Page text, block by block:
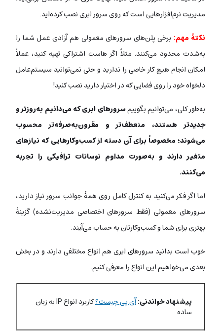
مدیریت نرم‌افزارهایی است که روی سرور ابری نصب کرده‌اید.
نکتۀ مهم: برخی پلن‌های سرورهای معمولی هم آزادی عمل شما را
به‌شدت محدود می‌کنند. مثلاً اگر هاست اشتراکی تهیه کنید، عملاً
امکان انجام هیچ کار خاصی را ندارید و حتی نمی‌توانید سیستم‌عامل
دلخواه خود را روی فضایی که در اختیار دارید نصب کنید!
به‌طور کلی، می‌توانیم بگوییمسرورهای ابری که می‌دانیم به‌روزتر و
جدیدتر هستند، منعطف‌تر و مقرون‌به‌صرفه‌تر محسوب
می‌شوند؛ مخصوصاً برای آن دسته از کسب‌وکارهایی که نیازهای
متغیر دارند و به‌صورت مداوم نوسانات ترافیکی را تجربه
می‌کنند.
اما اگر فکر می‌کنید به کنترل کامل روی همۀ جوانب سرور نیاز دارید،
سرورهای معمولی (فقط سرورهای اختصاصی مدیریت‌نشده) گزینۀ
بهتری برای شما و کسب‌وکارتان به حساب می‌آیند.
خوب است بدانید سرورهای ابری هم انواع مختلفی دارند و در بخش
بعدی می‌خواهیم این انواع را معرفی کنیم.
پیشنهاد خواندنی:آی پی چیست؟ کاربرد انواع IP به زبان
ساده